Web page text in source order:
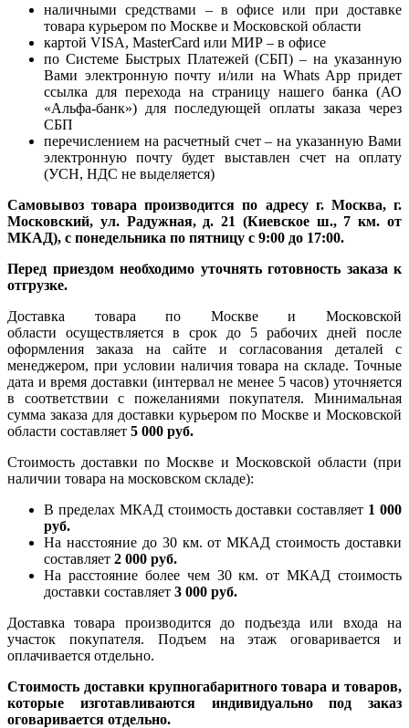
наличными средствами – в офисе или при доставке
товара курьером по Москве и Московской области
картой VISA, MasterCard или МИР – в офисе
по Системе Быстрых Платежей (СБП) – на указанную
Вами электронную почту и/или на Whats App придет
ссылка для перехода на страницу нашего банка (АО
«Альфа-банк») для последующей оплаты заказа через
СБП
перечислением на расчетный счет – на указанную Вами
электронную почту будет выставлен счет на оплату
(УСН, НДС не выделяется)
Самовывоз товара производится по адресу г. Москва, г.
Московский, ул. Радужная, д. 21 (Киевское ш., 7 км. от
МКАД), с понедельника по пятницу с 9:00 до 17:00.
Перед приездом необходимо уточнять готовность заказа к
отгрузке.
Доставка товара по Москве и Московской
области осуществляется в срок до 5 рабочих дней после
оформления заказа на сайте и согласования деталей с
менеджером, при условии наличия товара на складе. Точные
дата и время доставки (интервал не менее 5 часов) уточняется
в соответствии с пожеланиями покупателя. Минимальная
сумма заказа для доставки курьером по Москве и Московской
области составляет 5 000 руб.
Стоимость доставки по Москве и Московской области (при
наличии товара на московском складе):
В пределах МКАД стоимость доставки составляет 1 000
руб.
На насcтояние до 30 км. от МКАД стоимость доставки
составляет 2 000 руб.
На расстояние более чем 30 км. от МКАД стоимость
доставки составляет 3 000 руб.
Доставка товара производится до подъезда или входа на
участок покупателя. Подъем на этаж оговаривается и
оплачивается отдельно.
Стоимость доставки крупногабаритного товара и товаров,
которые изготавливаются индивидуально под заказ
оговаривается отдельно.